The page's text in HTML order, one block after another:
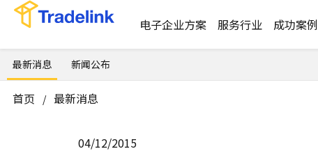
电子企业方案 服务行业 成功案例
最新消息 新闻公布
首页 / 最新消息
04/12/2015